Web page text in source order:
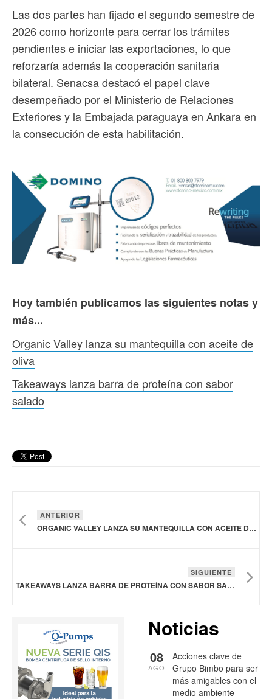
Las dos partes han fijado el segundo semestre de
2026 como horizonte para cerrar los trámites
pendientes e iniciar las exportaciones, lo que
reforzaría además la cooperación sanitaria
bilateral. Senacsa destacó el papel clave
desempeñado por el Ministerio de Relaciones
Exteriores y la Embajada paraguaya en Ankara en
la consecución de esta habilitación.
Hoy también publicamos las siguientes notas y
más...
Organic Valley lanza su mantequilla con aceite de
oliva
Takeaways lanza barra de proteína con sabor
salado
ANTERIOR
ORGANIC VALLEY LANZA SU MANTEQUILLA CON ACEITE DE OLIVA
SIGUIENTE
TAKEAWAYS LANZA BARRA DE PROTEÍNA CON SABOR SALADO
Noticias
Acciones clave de
Grupo Bimbo para ser
más amigables con el
medio ambiente
08
AGO